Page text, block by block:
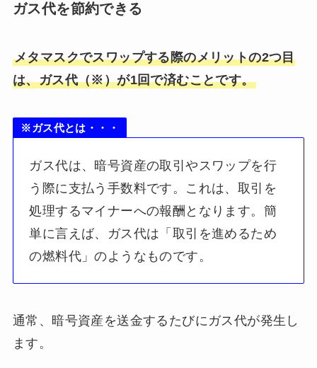
ガス代を節約できる
メタマスクでスワップする際のメリットの2つ目
は、ガス代（※）が1回で済むことです。
※ガス代とは・・・
ガス代は、暗号資産の取引やスワップを行
う際に支払う手数料です。これは、取引を
処理するマイナーへの報酬となります。簡
単に言えば、ガス代は「取引を進めるため
の燃料代」のようなものです。
通常、暗号資産を送金するたびにガス代が発生し
ます。